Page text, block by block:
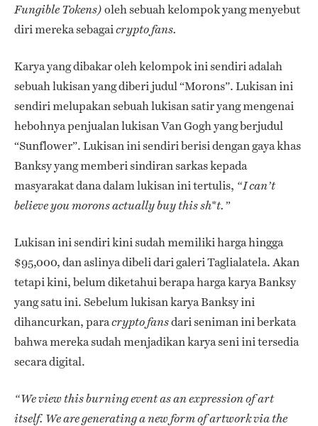
Fungible Tokens) oleh sebuah kelompok yang menyebut
diri mereka sebagaicrypto fans.
Karya yang dibakar oleh kelompok ini sendiri adalah
sebuah lukisan yang diberi judul “Morons”. Lukisan ini
sendiri melupakan sebuah lukisan satir yang mengenai
hebohnya penjualan lukisan Van Gogh yang berjudul
“Sunflower”. Lukisan ini sendiri berisi dengan gaya khas
Banksy yang memberi sindiran sarkas kepada
masyarakat dana dalam lukisan ini tertulis, “I can’t
believe you morons actually buy this sh*t.”
Lukisan ini sendiri kini sudah memiliki harga hingga
$95,000, dan aslinya dibeli dari galeri Taglialatela. Akan
tetapi kini, belum diketahui berapa harga karya Banksy
yang satu ini. Sebelum lukisan karya Banksy ini
dihancurkan, paracrypto fansdari seniman ini berkata
bahwa mereka sudah menjadikan karya seni ini tersedia
secara digital.
“We view this burning event as an expression of art
itself. We are generating a new form of artwork via the